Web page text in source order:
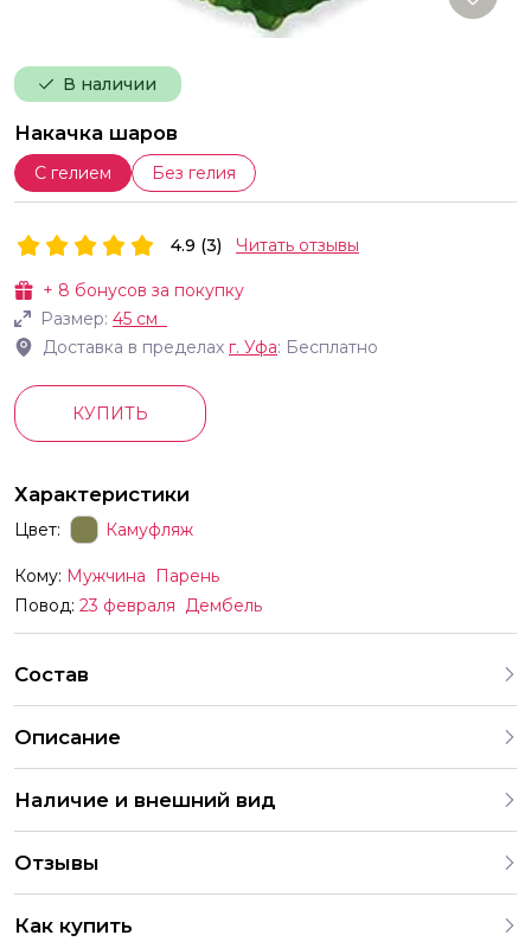
В наличии
Накачка шаров
С гелием Без гелия
+ 8 бонусов за покупку
Размер: 45 см
Доставка в пределах г. Уфа: Бесплатно
4.9 (3) Читать отзывы
КУПИТЬ
Характеристики
Цвет: Камуфляж
Кому: Мужчина
Парень
Повод: 23 февраля Дембель
Состав
Описание
Наличие и внешний вид
индивидуальных предпочтений и тематики праздника. На
нашем сайте представлены различные варианты
оформления и комбинаций. В случае отсутствия
определенных шаров, мы предложим аналогичные по
Отзывы
4.9 286 Оценок
Как купить